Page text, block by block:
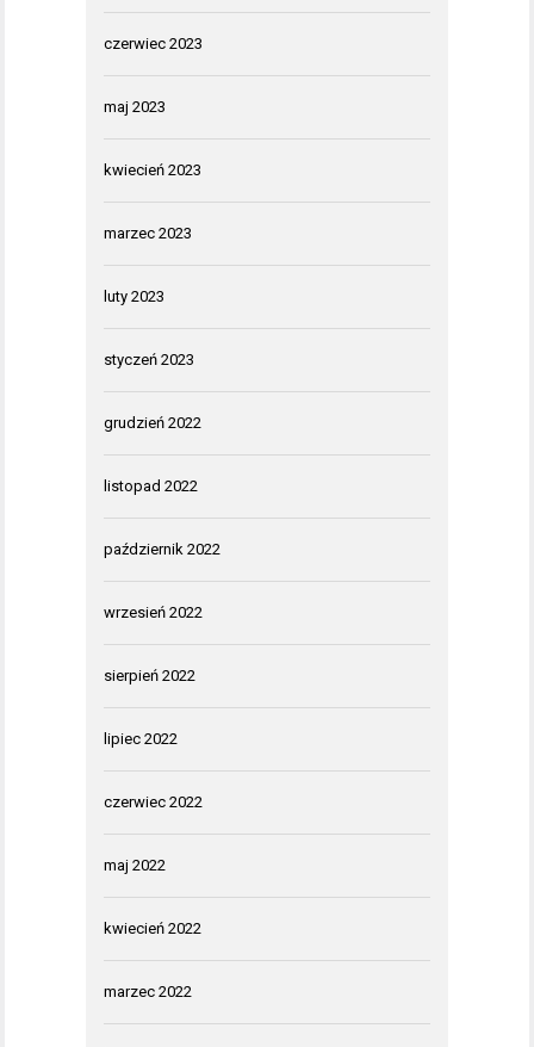
czerwiec 2023
maj 2023
kwiecień 2023
marzec 2023
luty 2023
styczeń 2023
grudzień 2022
listopad 2022
październik 2022
wrzesień 2022
sierpień 2022
lipiec 2022
czerwiec 2022
maj 2022
kwiecień 2022
marzec 2022